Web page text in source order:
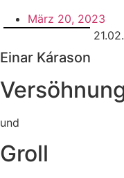
März 20, 2023
Einar Kárason
und
Groll